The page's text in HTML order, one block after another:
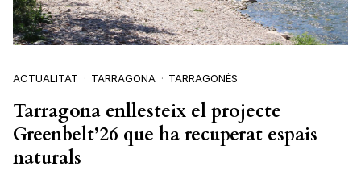
ACTUALITAT TARRAGONA TARRAGONÈS
Tarragona enllesteix el projecte
Greenbelt’26 que ha recuperat espais
naturals